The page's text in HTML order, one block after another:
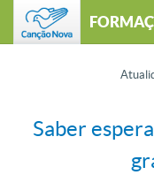
Saber